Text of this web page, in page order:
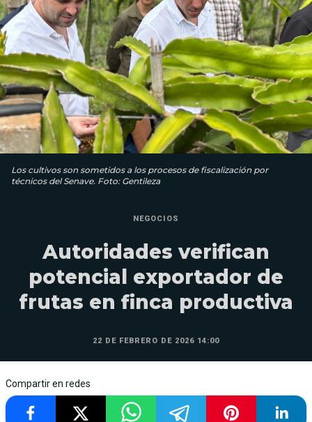
Los cultivos son sometidos a los procesos de fiscalización por
técnicos del Senave. Foto: Gentileza
NEGOCIOS
Autoridades verifican
potencial exportador de
frutas en finca productiva
22 DE FEBRERO DE 2026 14:00
Compartir en redes